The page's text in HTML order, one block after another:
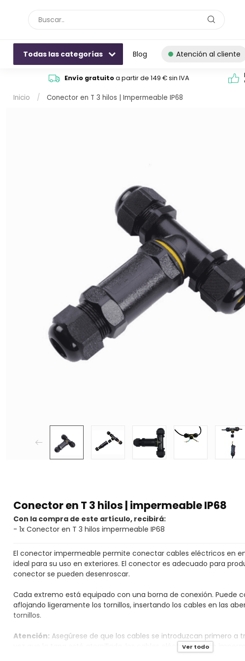
Todas las categorías Blog Atención al cliente
Envío gratuitoa partir de 149 € sin IVA
Inicio / Conector en T 3 hilos | Impermeable IP68
Conector en T 3 hilos | impermeable IP68
Con la compra de este artículo, recibirá:
- 1x Conector en T 3 hilos impermeable IP68
El conector impermeable permite conectar cables eléctricos en
ideal para su uso en exteriores. El conector es adecuado para
conector se pueden desenroscar.
Cada extremo está equipado con una borna de conexión. Puede
aflojando ligeramente los tornillos, insertando los cables en las
tornillos.
Atención: Asegúrese de que los cables se introduzcan primero a
vez que la tapa esté atornillada, los cables eléctricos serán
Ver todo